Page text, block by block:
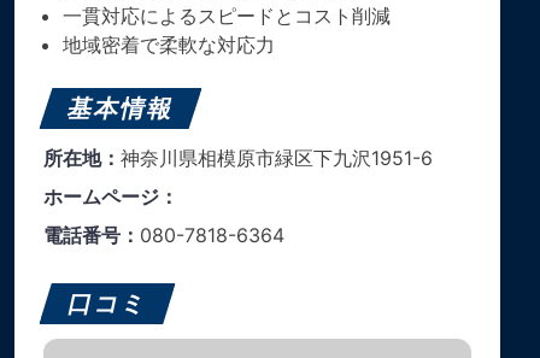
一貫対応によるスピードとコスト削減
地域密着で柔軟な対応力
基本情報
所在地： 神奈川県相模原市緑区下九沢1951-6
ホームページ：
電話番号： 080-7818-6364
口コミ